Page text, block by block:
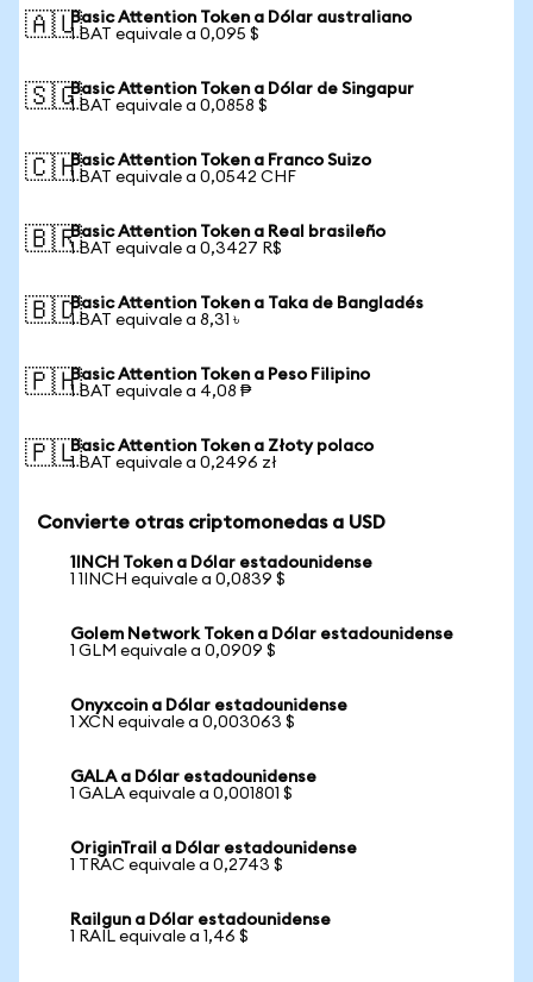
🇦🇺Basic Attention Token a Dólar australiano
1 BAT equivale a 0,095 $
🇸🇬Basic Attention Token a Dólar de Singapur
1 BAT equivale a 0,0858 $
🇨🇭Basic Attention Token a Franco Suizo
1 BAT equivale a 0,0542 CHF
🇧🇷Basic Attention Token a Real brasileño
1 BAT equivale a 0,3427 R$
🇧🇩Basic Attention Token a Taka de Bangladés
1 BAT equivale a 8,31 ৳
🇵🇭Basic Attention Token a Peso Filipino
1 BAT equivale a 4,08 ₱
🇵🇱Basic Attention Token a Złoty polaco
1 BAT equivale a 0,2496 zł
Convierte otras criptomonedas a USD
1INCH Token a Dólar estadounidense
1 1INCH equivale a 0,0839 $
Golem Network Token a Dólar estadounidense
1 GLM equivale a 0,0909 $
Onyxcoin a Dólar estadounidense
1 XCN equivale a 0,003063 $
GALA a Dólar estadounidense
1 GALA equivale a 0,001801 $
OriginTrail a Dólar estadounidense
1 TRAC equivale a 0,2743 $
Railgun a Dólar estadounidense
1 RAIL equivale a 1,46 $